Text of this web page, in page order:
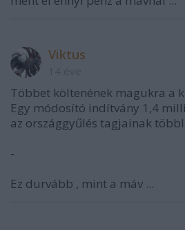
Viktus
Többet költenének magukra a
Egy módosító indítvány 1,4
az országgyűlés tagjainak
-
Ez durvább , mint a máv ...